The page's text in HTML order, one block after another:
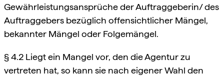
Gewährleistungsansprüche der Auftraggeberin/ des
Auftraggebers bezüglich offensichtlicher Mängel,
bekannter Mängel oder Folgemängel.
§ 4.2 Liegt ein Mangel vor, den die Agentur zu
vertreten hat, so kann sie nach eigener Wahl den